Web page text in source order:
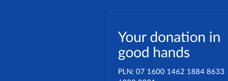
Your donation in
good hands
PLN: 07 1600 1462 1884 8633